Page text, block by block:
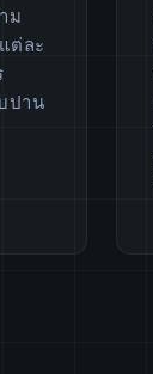
ม
ต่ละ
ปาน